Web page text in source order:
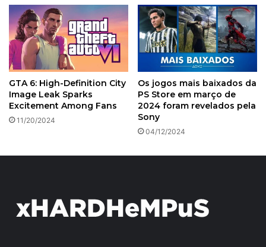
GTA 6: High-Definition City
Image Leak Sparks
Excitement Among Fans
11/20/2024
Os jogos mais baixados da
PS Store em março de
2024 foram revelados pela
Sony
04/12/2024